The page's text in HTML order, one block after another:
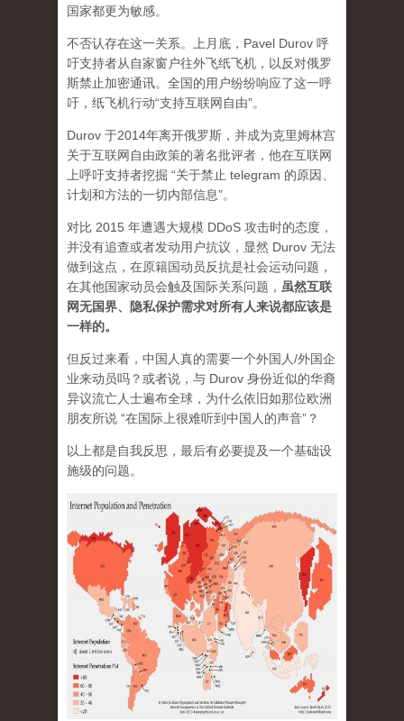
国家都更为敏感。
不否认存在这一关系。上月底，Pavel Durov 呼
吁支持者从自家窗户往外飞纸飞机，以反对俄罗
斯禁止加密通讯。全国的用户纷纷响应了这一呼
吁，纸飞机行动“支持互联网自由”。
Durov 于2014年离开俄罗斯，并成为克里姆林宫
关于互联网自由政策的著名批评者，他在互联网
上呼吁支持者挖掘 “关于禁止 telegram 的原因、
计划和方法的一切内部信息”。
对比 2015 年遭遇大规模 DDoS 攻击时的态度，
并没有追查或者发动用户抗议，显然 Durov 无法
做到这点，在原籍国动员反抗是社会运动问题，
在其他国家动员会触及国际关系问题， 虽然互联
网无国界、隐私保护需求对所有人来说都应该是
一样的。
但反过来看，中国人真的需要一个外国人/外国企
业来动员吗？或者说，与 Durov 身份近似的华裔
异议流亡人士遍布全球，为什么依旧如那位欧洲
朋友所说 “在国际上很难听到中国人的声音”？
以上都是自我反思，最后有必要提及一个基础设
施级的问题。